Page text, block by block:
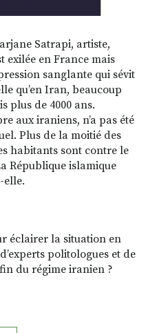
Satrapi, artiste,
exilée en France mais
sanglante qui sévit
qu’en Iran, beaucoup
plus de 4000 ans.
aux iraniens, n’a pas été
Plus de la moitié des
habitants sont contre le
République islamique
elle.
éclairer la situation en
politologues et de
du régime iranien ?